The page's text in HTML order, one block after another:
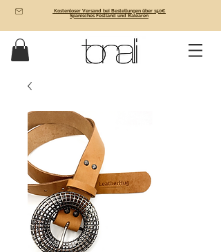
Kostenloser Versand bei Bestellungen über 150€
Spanisches Festland und Balearen